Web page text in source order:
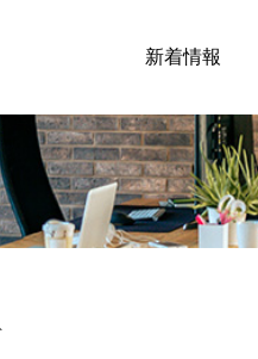
新着情報